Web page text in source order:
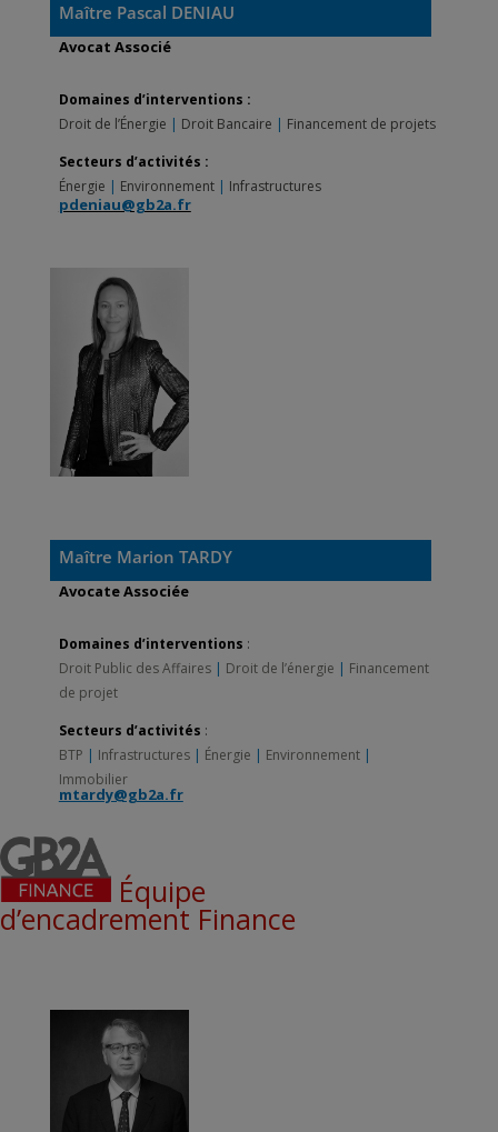
Maître Pascal DENIAU
Avocat Associé
Domaines d’interventions :
Droit de l’Énergie | Droit Bancaire | Financement de projets
Secteurs d’activités :
Énergie | Environnement | Infrastructures
pdeniau@gb2a.fr
Maître Marion TARDY
Avocate Associée
Domaines d’interventions :
Droit Public des Affaires | Droit de l’énergie | Financement
de projet
Secteurs d’activités :
BTP | Infrastructures | Énergie | Environnement |
Immobilier
mtardy@gb2a.fr
Équipe
d’encadrement Finance